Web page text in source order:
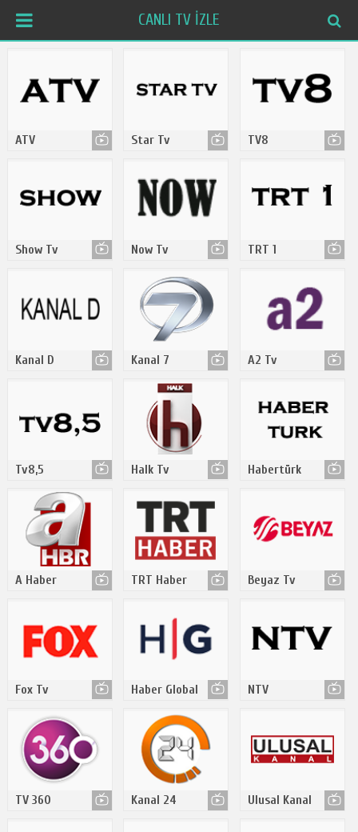
CANLI TV İZLE
ATV Star Tv TV8
Show Tv Now Tv TRT 1
Kanal D Kanal 7 A2 Tv
Tv8,5 Halk Tv Habertürk
A Haber TRT Haber Beyaz Tv
Fox Tv Haber Global NTV
TV 360 Kanal 24 Ulusal Kanal